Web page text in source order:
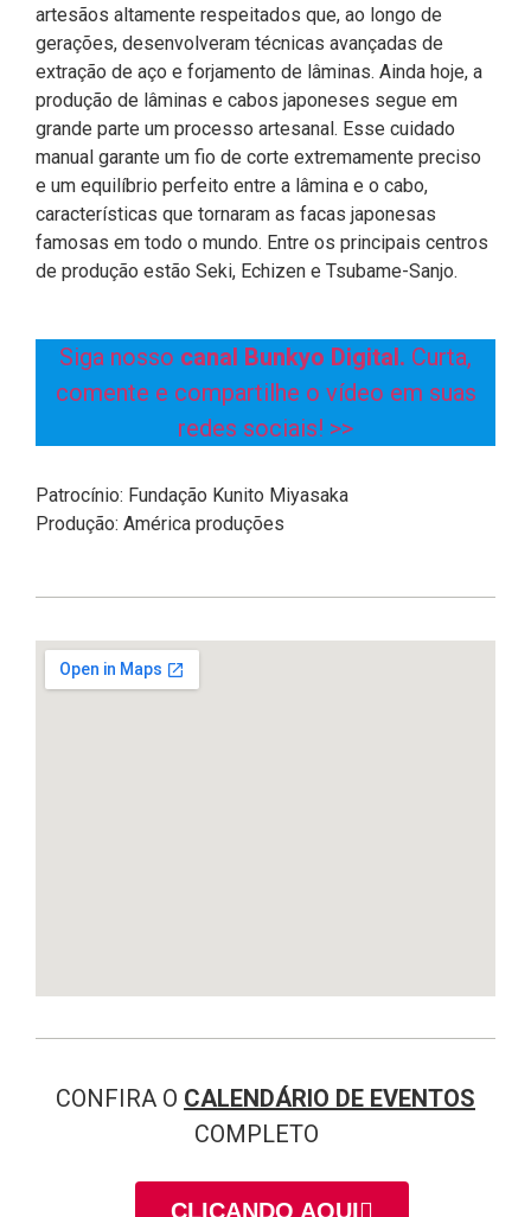
artesãos altamente respeitados que, ao longo de
gerações, desenvolveram técnicas avançadas de
extração de aço e forjamento de lâminas. Ainda hoje, a
produção de lâminas e cabos japoneses segue em
grande parte um processo artesanal. Esse cuidado
manual garante um fio de corte extremamente preciso
e um equilíbrio perfeito entre a lâmina e o cabo,
características que tornaram as facas japonesas
famosas em todo o mundo. Entre os principais centros
de produção estão Seki, Echizen e Tsubame-Sanjo.
Siga nosso canal Bunkyo Digital. Curta,
comente e compartilhe o vídeo em suas
redes sociais! >>
Patrocínio: Fundação Kunito Miyasaka
Produção: América produções
CONFIRA O CALENDÁRIO DE EVENTOS
COMPLETO
CLICANDO AQUI